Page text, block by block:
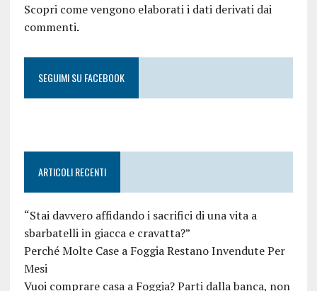
Scopri come vengono elaborati i dati derivati dai
commenti.
SEGUIMI SU FACEBOOK
ARTICOLI RECENTI
“Stai davvero affidando i sacrifici di una vita a
sbarbatelli in giacca e cravatta?”
Perché Molte Case a Foggia Restano Invendute Per
Mesi
Vuoi comprare casa a Foggia? Parti dalla banca, non